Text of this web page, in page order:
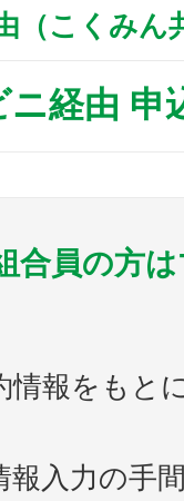
（こくみん
ニ経由 申
合員の方
情報をもと
報入力の手